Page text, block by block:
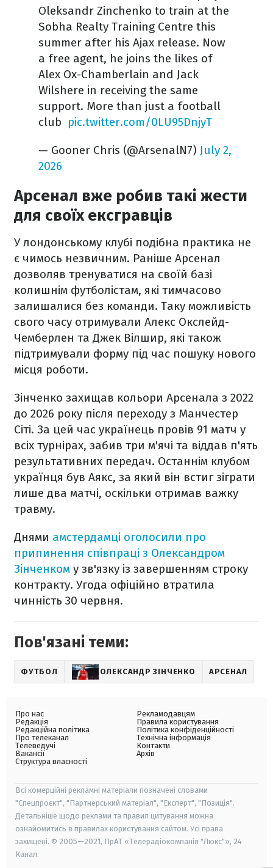
Oleksandr Zinchenko to train at the
Sobha Realty Training Centre this
summer after his Ajax release. Now
a free agent, he joins the likes of
Alex Ox-Chamberlain and Jack
Wilshere in receiving the same
support. More than just a football
club ️ pic.twitter.com/0LU95DnjyT
— Gooner Chris (@ArsenalN7) July 2,
2026
Арсенал вже робив такі жести
для своїх ексгравців
У лондонському клубі подібна практика не
є чимось незвичним. Раніше Арсенал
дозволяв тренуватися на своїй базі
колишнім футболістам, які тимчасово
залишалися без команди. Таку можливість
свого часу отримували Алекс Окслейд-
Чемберлен та Джек Вілшир, які також
підтримували форму під час пошуку нового
місця роботи.
Зінченко захищав кольори Арсенала з 2022
до 2026 року після переходу з Манчестер
Сіті. За цей час українець провів 91 матч у
всіх турнірах, забив три м'ячі та віддав п'ять
результативних передач. Останнім клубом
українця був Аякс, за який він встиг зіграти
лише два матчі, оскільки отримав важку
травму.
Днями амстердамці оголосили про
припинення співпраці з Олександром
Зінченком у зв'язку із завершенням строку
контракту. Угода офіційно втратила
чинність 30 червня.
Пов'язані теми:
ФУТБОЛ ОЛЕКСАНДР ЗІНЧЕНКО АРСЕНАЛ
Про нас
Редакція
Редакційна політика
Про телеканал
Телеведучі
Вакансії
Структура власності
Рекламодавцям
Правила користування
Політика конфіденційності
Технічна інформація
Контакти
Архів
Всі комерційні рекламні матеріали позначені словами
"Спецпроєкт", "Партнерський матеріал", "Експерт", "Позиція".
Детальніше щодо реклами та правил цитування можна
ознайомитись в правилах користування сайтом. Усі права
захищені. © 2005—2021, ПрАТ «Телерадіокомпанія "Люкс"», 24
Канал.